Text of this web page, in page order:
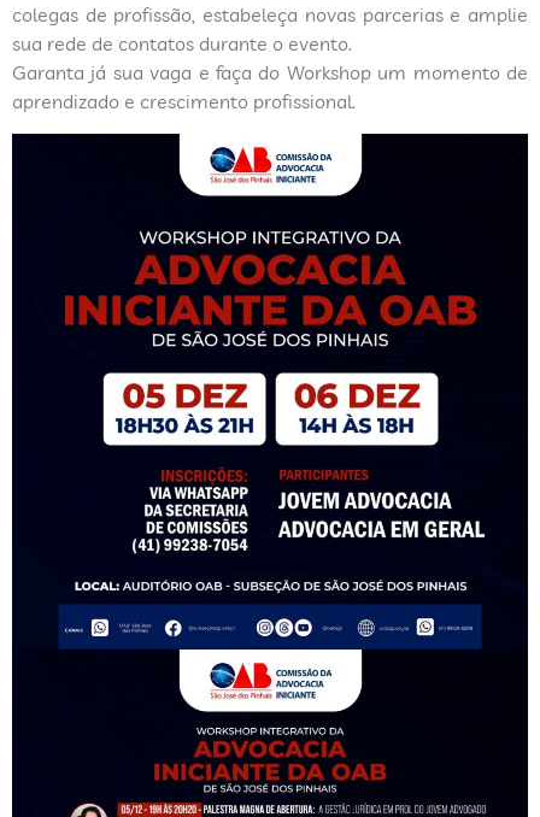
colegas de profissão, estabeleça novas parcerias e amplie
sua rede de contatos durante o evento.
Garanta já sua vaga e faça do Workshop um momento de
aprendizado e crescimento profissional.